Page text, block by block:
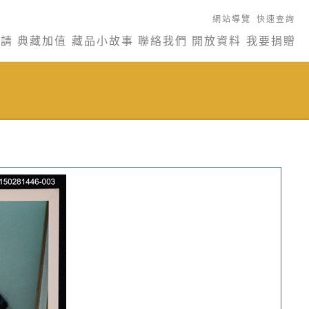
網站導覽 快速查詢
典藏加值 藏品小故事 聯絡我們 開放資料 我要捐贈